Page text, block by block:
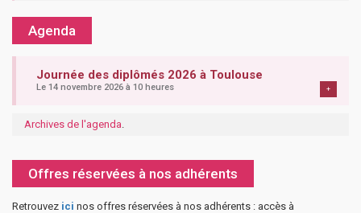
Agenda
Journée des diplômés 2026 à Toulouse
Le 14 novembre 2026 à 10 heures +
Archives de l'agenda.
Offres réservées à nos adhérents
Retrouvez ici nos offres réservées à nos adhérents : accès à